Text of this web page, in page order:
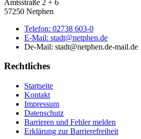
Amtsstraße 2 + 6
57250 Netphen
Telefon: 02738 603-0
E-Mail: stadt@netphen.de
De-Mail: stadt@netphen.de-mail.de
Rechtliches
Startseite
Kontakt
Impressum
Datenschutz
Barrieren und Fehler melden
Erklärung zur Barrierefreiheit